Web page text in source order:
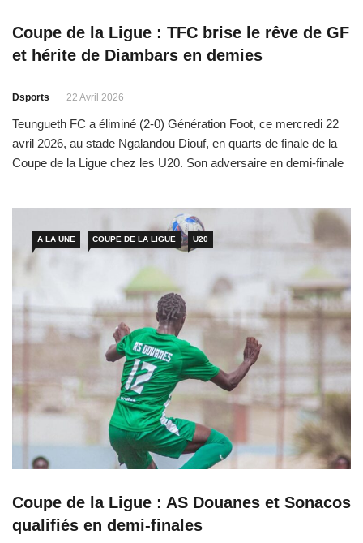
Coupe de la Ligue : TFC brise le rêve de GF
et hérite de Diambars en demies
Dsports 22 Avril 2026
Teungueth FC a éliminé (2-0) Génération Foot, ce mercredi 22
avril 2026, au stade Ngalandou Diouf, en quarts de finale de la
Coupe de la Ligue chez les U20. Son adversaire en demi-finale
A LA UNE COUPE DE LA LIGUE U20
Coupe de la Ligue : AS Douanes et Sonacos
qualifiés en demi-finales